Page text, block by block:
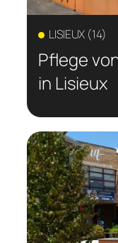
LISIEUX (14)
Pflege
in Lisieux